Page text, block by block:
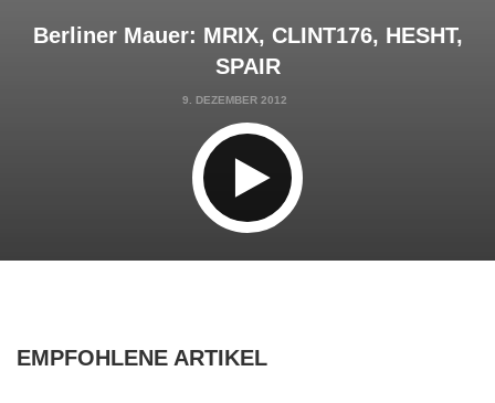
Berliner Mauer: MRIX, CLINT176, HESHT,
SPAIR
9. DEZEMBER 2012
EMPFOHLENE ARTIKEL